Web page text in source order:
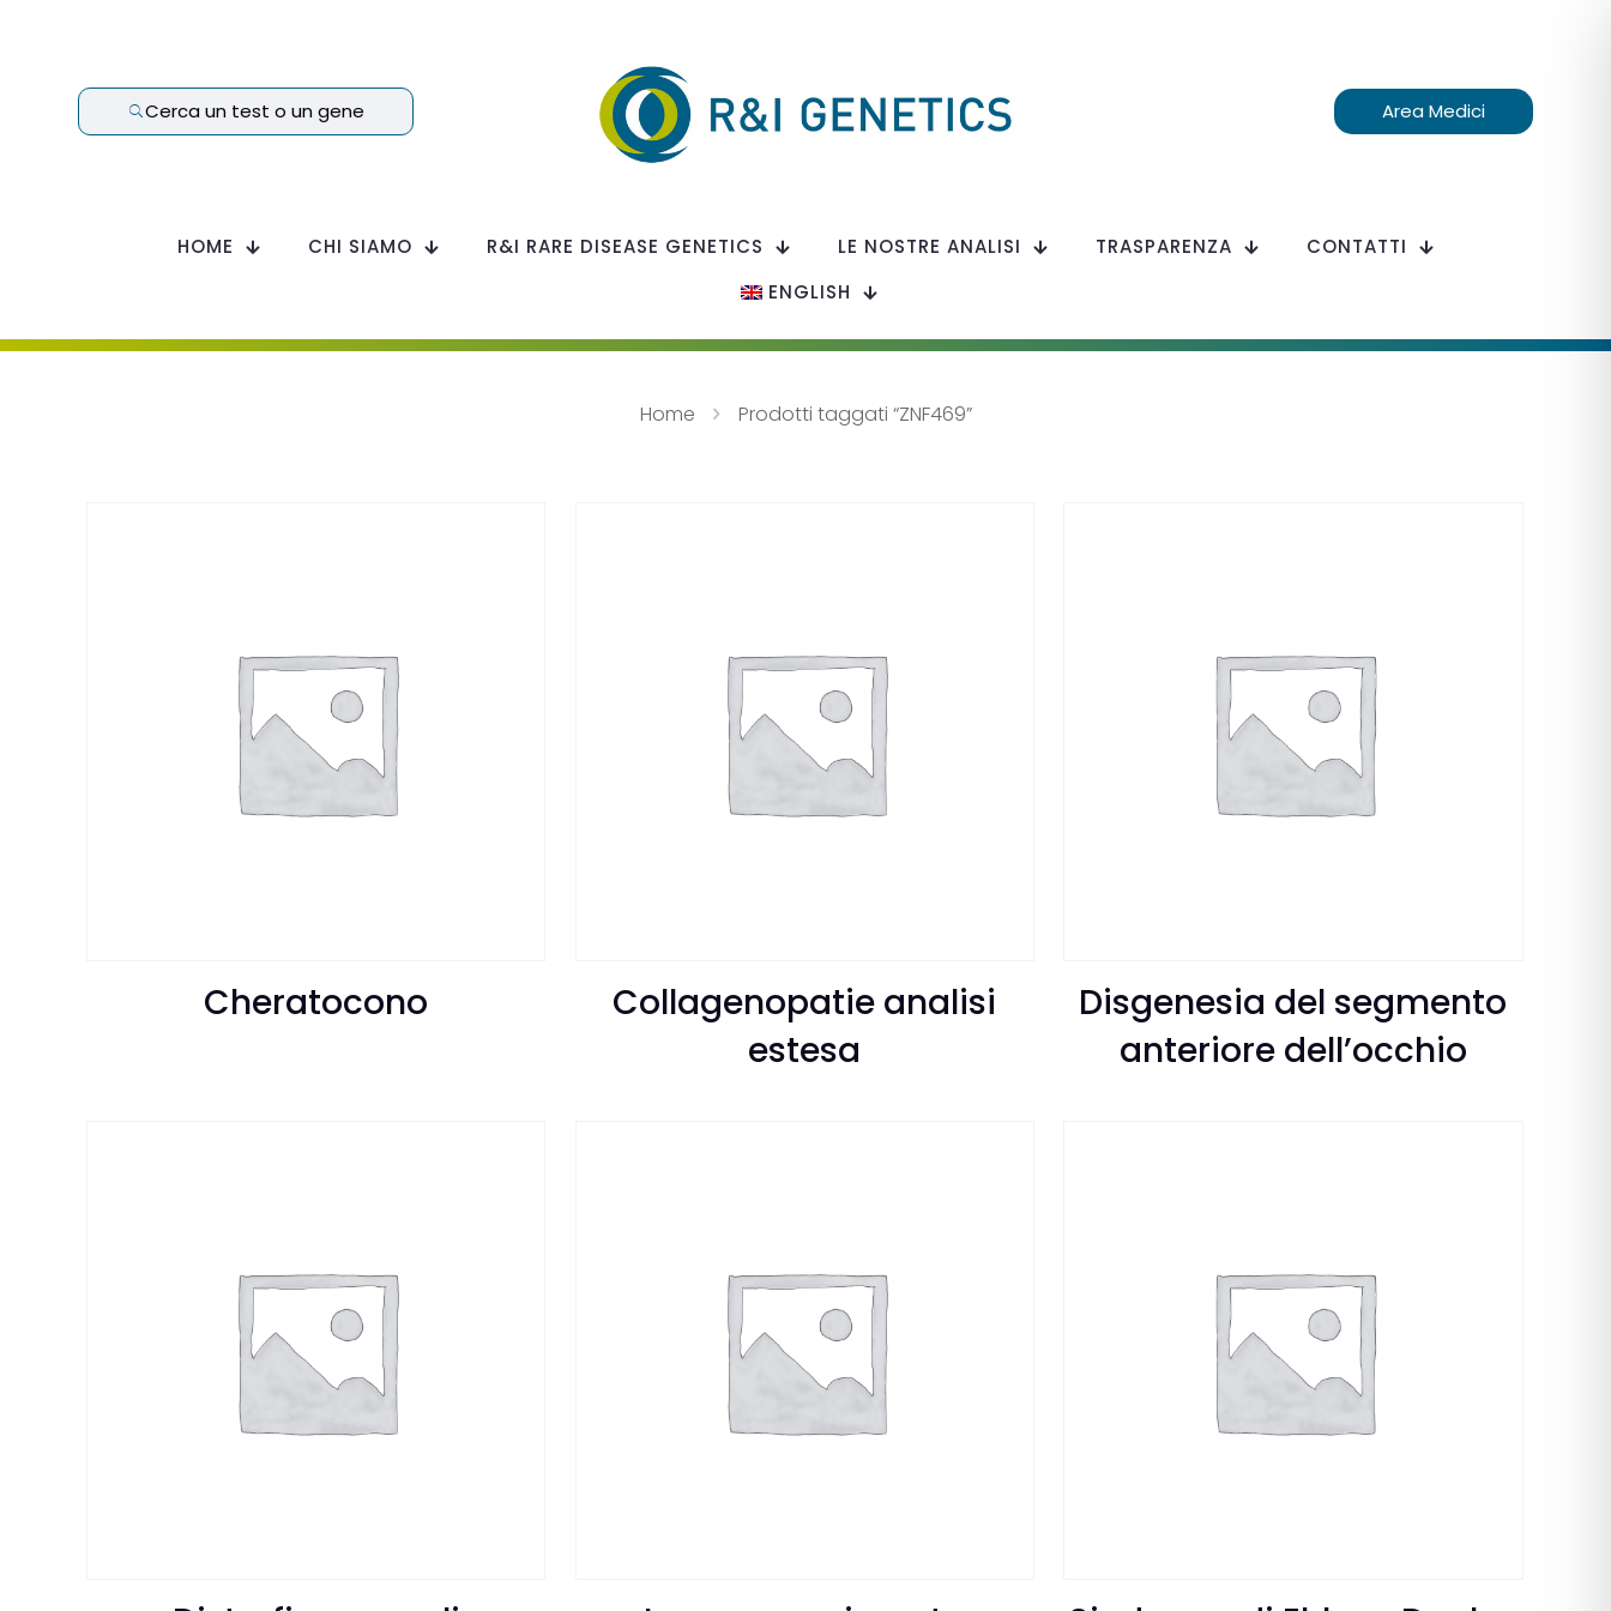
Cerca un test o un gene Area Medici
HOME CHI SIAMO R&I RARE DISEASE GENETICS LE NOSTRE ANALISI TRASPARENZA
CONTATTI
ENGLISH
Home Prodotti taggati “ZNF469”
Cheratocono
Collagenopatie analisi
estesa
Disgenesia del segmento
anteriore dell’occhio